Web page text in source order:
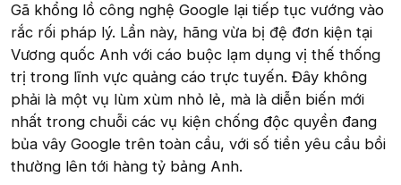
Gã khổng lồ công nghệ Google lại tiếp tục vướng vào
rắc rối pháp lý. Lần này, hãng vừa bị đệ đơn kiện tại
Vương quốc Anh với cáo buộc lạm dụng vị thế thống
trị trong lĩnh vực quảng cáo trực tuyến. Đây không
phải là một vụ lùm xùm nhỏ lẻ, mà là diễn biến mới
nhất trong chuỗi các vụ kiện chống độc quyền đang
bủa vây Google trên toàn cầu, với số tiền yêu cầu bồi
thường lên tới hàng tỷ bảng Anh.